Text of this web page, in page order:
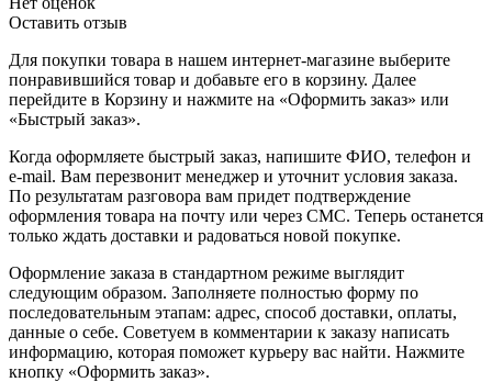
Оставить отзыв
Для покупки товара в нашем интернет-магазине выберите
понравившийся товар и добавьте его в корзину. Далее
перейдите в Корзину и нажмите на «Оформить заказ» или
«Быстрый заказ».
Когда оформляете быстрый заказ, напишите ФИО, телефон и
e-mail. Вам перезвонит менеджер и уточнит условия заказа.
По результатам разговора вам придет подтверждение
оформления товара на почту или через СМС. Теперь останется
только ждать доставки и радоваться новой покупке.
Оформление заказа в стандартном режиме выглядит
следующим образом. Заполняете полностью форму по
последовательным этапам: адрес, способ доставки, оплаты,
данные о себе. Советуем в комментарии к заказу написать
информацию, которая поможет курьеру вас найти. Нажмите
кнопку «Оформить заказ».